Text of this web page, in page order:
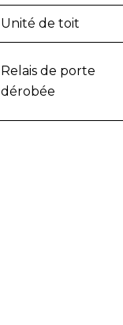
Unité de toit
Relais de porte
dérobée